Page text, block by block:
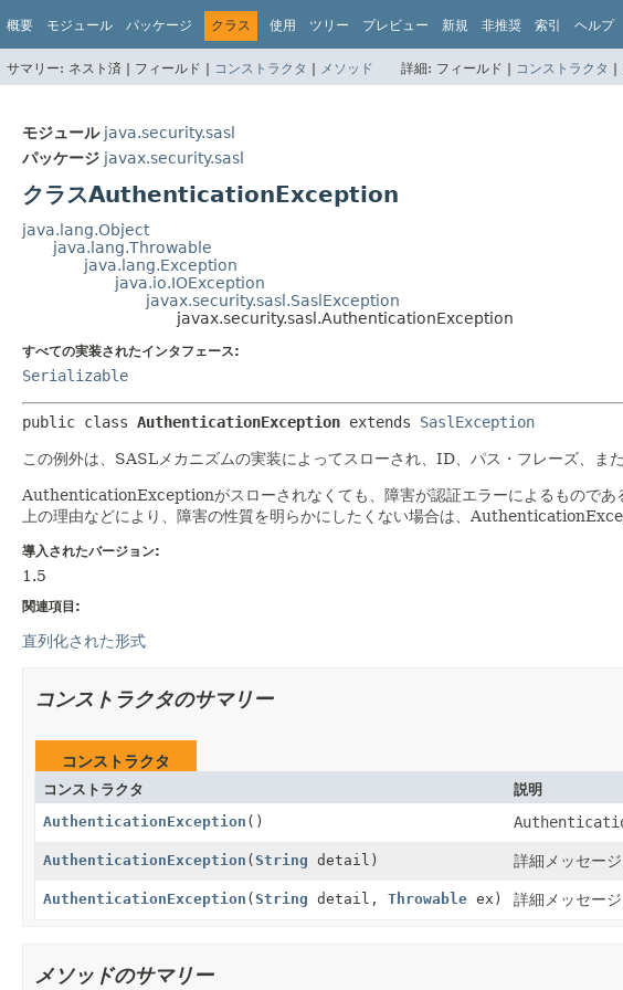
概要 モジュール パッケージ クラス 使用 ツリー プレビュー 新規 非推奨 索引 ヘルプ
サマリー: ネスト済 | フィールド | コンストラクタ | メソッド 詳細: フィールド | コンストラクタ |
モジュール java.security.sasl
パッケージ javax.security.sasl
クラスAuthenticationException
java.lang.Object
java.lang.Throwable
java.lang.Exception
java.io.IOException
javax.security.sasl.SaslException
javax.security.sasl.AuthenticationException
すべての実装されたインタフェース:
Serializable
public class AuthenticationException extends SaslException
この例外は、SASLメカニズムの実装によってスローされ、ID、パス・フレーズ、ま
AuthenticationExceptionがスローされなくても、障害が認証エラーによるものであ
上の理由などにより、障害の性質を明らかにしたくない場合は、
導入されたバージョン:
1.5
関連項目:
直列化された形式
コンストラクタのサマリー
コンストラクタ
コンストラクタ
説明
AuthenticationException ()
AuthenticationException (String detail) 詳細メッセー
AuthenticationException (String detail, Throwable ex) 詳細メッセー
メソッドのサマリー